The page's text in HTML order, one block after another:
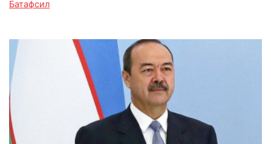
Батафсил